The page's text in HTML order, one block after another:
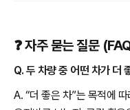
❓ 자주 묻는 질문
Q. 두 차량 중 어떤 차가 더
A. “더 좋은 차”는 목적에